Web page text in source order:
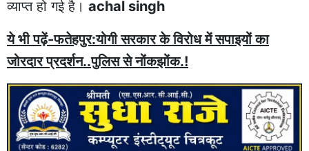
व्याप्त हो गई है। achal singh
ये भी पढ़ें-फतेहपुर:योगी सरकार के विरोध में सपाइयों का
जोरदार प्रदर्शन..पुलिस से नोंकझोंक.!